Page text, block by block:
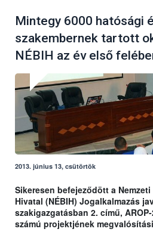
Mintegy 6000 hatósági
szakembernek tartott
NÉBIH az év első
2013. június 13, csütörtök
Sikeresen befejeződött a
Hivatal (NÉBIH) Jogalkalmazás
szakigazgatásban 2. című,
számú projektjének